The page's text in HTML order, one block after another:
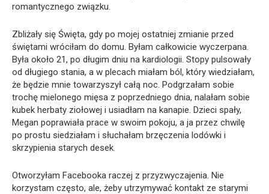
romantycznego związku.
Zbliżały się Święta, gdy po mojej ostatniej zmianie przed
świętami wróciłam do domu. Byłam całkowicie wyczerpana.
Była około 21, po długim dniu na kardiologii. Stopy pulsowały
od długiego stania, a w plecach miałam ból, który wiedziałam,
że będzie mnie towarzyszył całą noc. Podgrzałam sobie
trochę mielonego mięsa z poprzedniego dnia, nalałam sobie
kubek herbaty ziołowej i usiadłam na kanapie. Dzieci spały,
Megan poprawiała prace w swoim pokoju, a ja przez chwilę
po prostu siedziałam i słuchałam brzęczenia lodówki i
skrzypienia starych desek.
Otworzyłam Facebooka raczej z przyzwyczajenia. Nie
korzystam często, ale, żeby utrzymywać kontakt ze starymi